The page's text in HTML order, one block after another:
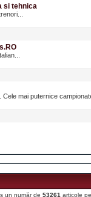
si tehnica
mai puternice
un număr de 53261 articole